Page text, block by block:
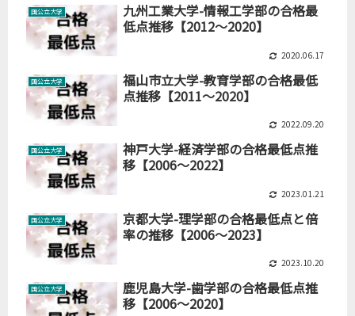
国公立大学
九州工業大学-情報工学部の合格最
低点推移【2012～2020】
2020.06.17
国公立大学
福山市立大学-教育学部の合格最低
点推移【2011～2020】
2022.09.20
国公立大学
神戸大学-経済学部の合格最低点推
移【2006～2022】
2023.01.21
国公立大学
京都大学-理学部の合格最低点と倍
率の推移【2006～2023】
2023.10.20
国公立大学
鹿児島大学-歯学部の合格最低点推
移【2006～2020】